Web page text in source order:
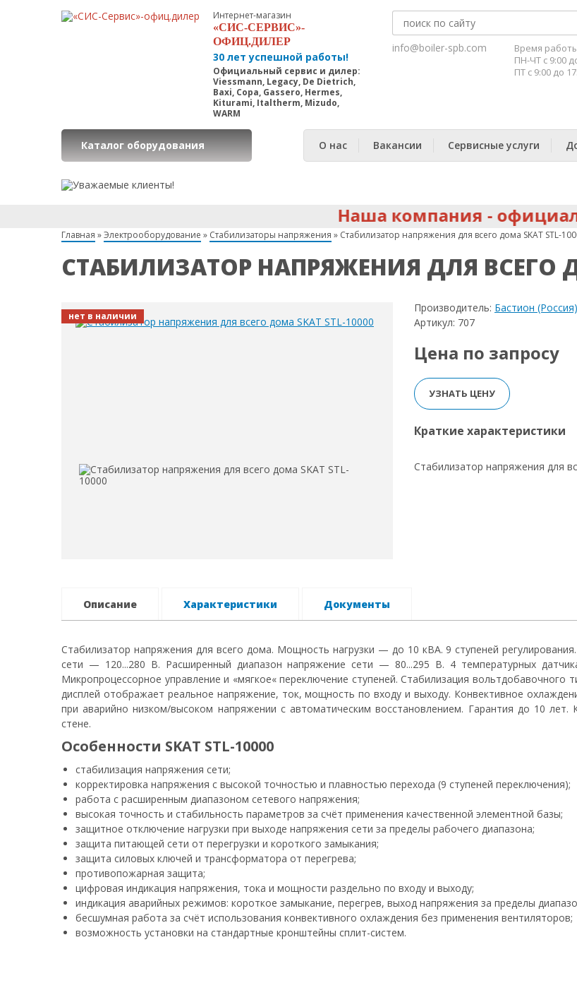
Интернет-магазин
«СИС-СЕРВИС»-
ОФИЦ.ДИЛЕР
30 лет успешной работы!
Официальный сервис и дилер:
Viessmann, Legacy, De Dietrich,
Baxi, Copa, Gassero, Hermes,
Kiturami, Italtherm, Mizudo,
WARM
Обратный звонок
info@boiler-spb.com
Время
ПН-ЧТ с 9:00
ПТ с 9:00 до
О нас Вакансии Сервисные услуги
Каталог оборудования
Наша компания - официальный
Главная »Электрооборудование » Стабилизаторы напряжения » Стабилизатор напряжения для всего дома SKAT STL-
СТАБИЛИЗАТОР НАПРЯЖЕНИЯ ДЛЯ ВСЕГО
нет в наличии
Производитель: Бастион (Россия)
Артикул: 707
Цена по запросу
УЗНАТЬ ЦЕНУ
Краткие характеристики
Стабилизатор напряжения для
Описание Характеристики Документы
Стабилизатор напряжения для всего дома. Мощность нагрузки — до 10 кВА. 9 ступеней
сети — 120...280 В. Расширенный диапазон напряжение сети — 80...295 В. 4 температурных
Микропроцессорное управление и «мягкое« переключение ступеней. Стабилизация
дисплей отображает реальное напряжение, ток, мощность по входу и выходу. Конвективное
при аварийно низком/высоком напряжении с автоматическим восстановлением. Гарантия до 10 лет.
стене.
Особенности SKAT STL-10000
стабилизация напряжения сети;
корректировка напряжения с высокой точностью и плавностью перехода (9 ступеней переключения);
работа с расширенным диапазоном сетевого напряжения;
высокая точность и стабильность параметров за счёт применения качественной элементной базы;
защитное отключение нагрузки при выходе напряжения сети за пределы рабочего диапазона;
защита питающей сети от перегрузки и короткого замыкания;
защита силовых ключей и трансформатора от перегрева;
противопожарная защита;
цифровая индикация напряжения, тока и мощности раздельно по входу и выходу;
индикация аварийных режимов: короткое замыкание, перегрев, выход напряжения за пределы
бесшумная работа за счёт использования конвективного охлаждения без применения вентиляторов;
возможность установки на стандартные кронштейны сплит-систем.